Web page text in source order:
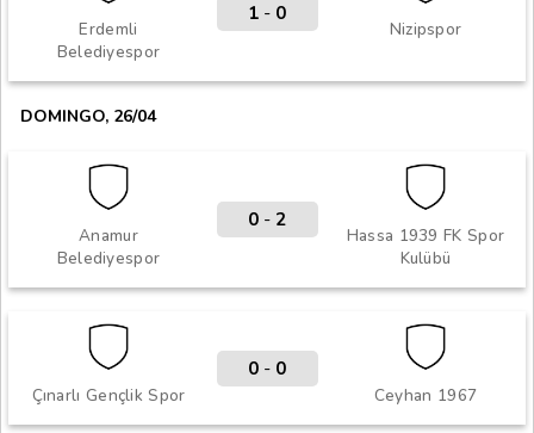
Erdemli
Belediyespor
Nizipspor
1 - 0
DOMINGO, 26/04
Anamur
Belediyespor
Hassa 1939 FK Spor
Kulübü
0 - 2
Çınarlı Gençlik Spor Ceyhan 1967
0 - 0